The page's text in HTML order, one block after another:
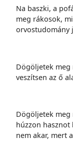
Na baszki, a
meg rákosok,
orvostudomány
Dögöljetek
veszítsen az ő
Dögöljetek meg
húzzon hasznot
nem akar, mert